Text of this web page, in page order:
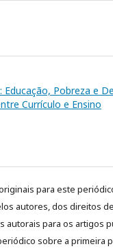
Educação, Pobreza e
Currículo e Ensino
para este
autores, dos direitos
autorais para os artigos
sobre a primeira